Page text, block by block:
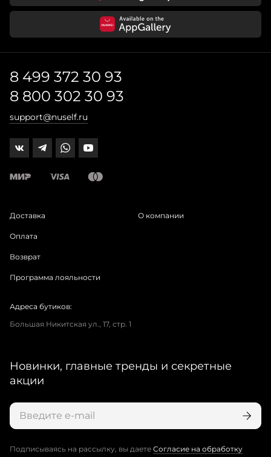
8 499 372 30 93
8 800 302 30 93
support@nuself.ru
Доставка
Оплата
Возврат
Программа лояльности
О компании
Адреса бутиков:
Большая Никитская ул., 17, стр. 1
Новинки, главные тренды и секретные
акции
Подписываясь на рассылку, вы даете Согласие на обработку